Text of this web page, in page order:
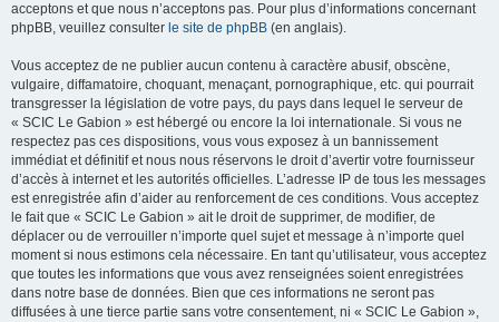
acceptons et que nous n’acceptons pas. Pour plus d’informations concernant
phpBB, veuillez consulter le site de phpBB (en anglais).
Vous acceptez de ne publier aucun contenu à caractère abusif, obscène,
vulgaire, diffamatoire, choquant, menaçant, pornographique, etc. qui pourrait
transgresser la législation de votre pays, du pays dans lequel le serveur de
« SCIC Le Gabion » est hébergé ou encore la loi internationale. Si vous ne
respectez pas ces dispositions, vous vous exposez à un bannissement
immédiat et définitif et nous nous réservons le droit d’avertir votre fournisseur
d’accès à internet et les autorités officielles. L’adresse IP de tous les messages
est enregistrée afin d’aider au renforcement de ces conditions. Vous acceptez
le fait que « SCIC Le Gabion » ait le droit de supprimer, de modifier, de
déplacer ou de verrouiller n’importe quel sujet et message à n’importe quel
moment si nous estimons cela nécessaire. En tant qu’utilisateur, vous acceptez
que toutes les informations que vous avez renseignées soient enregistrées
dans notre base de données. Bien que ces informations ne seront pas
diffusées à une tierce partie sans votre consentement, ni « SCIC Le Gabion »,